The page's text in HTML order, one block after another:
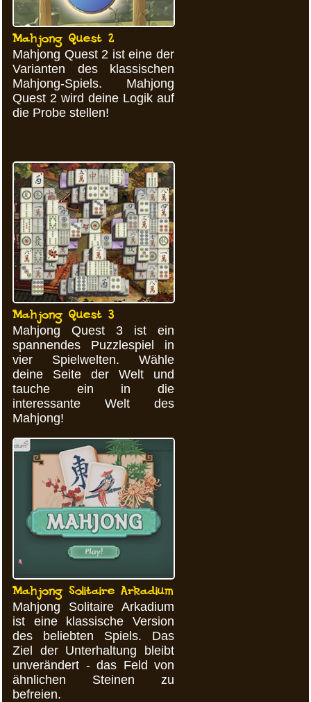
Mahjong Quest 2
Mahjong Quest 2 ist eine der
Varianten des klassischen
Mahjong-Spiels. Mahjong
Quest 2 wird deine Logik auf
die Probe stellen!
Mahjong Quest 3
Mahjong Quest 3 ist ein
spannendes Puzzlespiel in
vier Spielwelten. Wähle
deine Seite der Welt und
tauche ein in die
interessante Welt des
Mahjong!
Mahjong Solitaire Arkadium
Mahjong Solitaire Arkadium
ist eine klassische Version
des beliebten Spiels. Das
Ziel der Unterhaltung bleibt
unverändert - das Feld von
ähnlichen Steinen zu
befreien.